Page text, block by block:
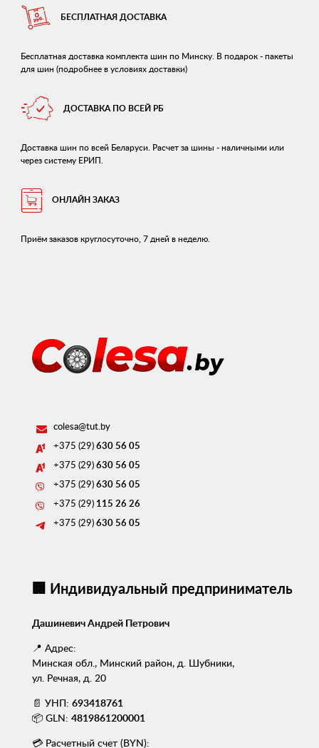
БЕСПЛАТНАЯ ДОСТАВКА
Бесплатная доставка комплекта шин по Минску. В подарок - пакеты
для шин (подробнее в условиях доставки)
ДОСТАВКА ПО ВСЕЙ РБ
Доставка шин по всей Беларуси. Расчет за шины - наличными или
через систему ЕРИП.
ОНЛАЙН ЗАКАЗ
Приём заказов круглосуточно, 7 дней в неделю.
colesa@tut.by
+375 (29) 630 56 05
+375 (29) 630 56 05
+375 (29) 630 56 05
+375 (29) 115 26 26
+375 (29) 630 56 05
🏢 Индивидуальный предприниматель
Дашиневич Андрей Петрович
📍 Адрес:
Минская обл., Минский район, д. Шубники,
ул. Речная, д. 20
📄 УНП: 693418761
📦 GLN: 4819861200001
💳 Расчетный счет (BYN):